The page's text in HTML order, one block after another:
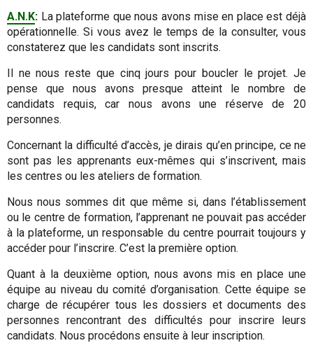
A.N.K: La plateforme que nous avons mise en place est déjà
opérationnelle. Si vous avez le temps de la consulter, vous
constaterez que les candidats sont inscrits.
Il ne nous reste que cinq jours pour boucler le projet. Je
pense que nous avons presque atteint le nombre de
candidats requis, car nous avons une réserve de 20
personnes.
Concernant la difficulté d’accès, je dirais qu’en principe, ce ne
sont pas les apprenants eux-mêmes qui s’inscrivent, mais
les centres ou les ateliers de formation.
Nous nous sommes dit que même si, dans l’établissement
ou le centre de formation, l’apprenant ne pouvait pas accéder
à la plateforme, un responsable du centre pourrait toujours y
accéder pour l’inscrire. C’est la première option.
Quant à la deuxième option, nous avons mis en place une
équipe au niveau du comité d’organisation. Cette équipe se
charge de récupérer tous les dossiers et documents des
personnes rencontrant des difficultés pour inscrire leurs
candidats. Nous procédons ensuite à leur inscription.